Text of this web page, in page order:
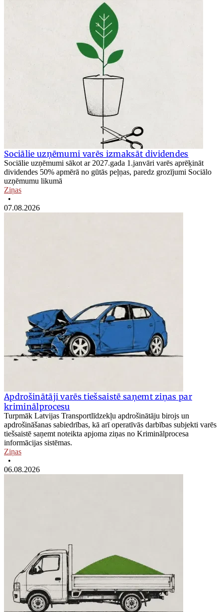
Sociālie uzņēmumi varēs izmaksāt dividendes
Sociālie uzņēmumi sākot ar 2027.gada 1.janvāri varēs aprēķināt
dividendes 50% apmērā no gūtās peļņas, paredz grozījumi Sociālo
uzņēmumu likumā
Ziņas
•
07.08.2026
Apdrošinātāji varēs tiešsaistē saņemt ziņas par
kriminālprocesu
Turpmāk Latvijas Transportlīdzekļu apdrošinātāju birojs un
apdrošināšanas sabiedrības, kā arī operatīvās darbības subjekti varēs
tiešsaistē saņemt noteikta apjoma ziņas no Kriminālprocesa
informācijas sistēmas.
Ziņas
•
06.08.2026